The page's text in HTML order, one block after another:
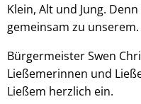
Klein, Alt und Jung.
gemeinsam zu unserem.
Bürgermeister Swen
Ließemerinnen und
Ließem herzlich ein.